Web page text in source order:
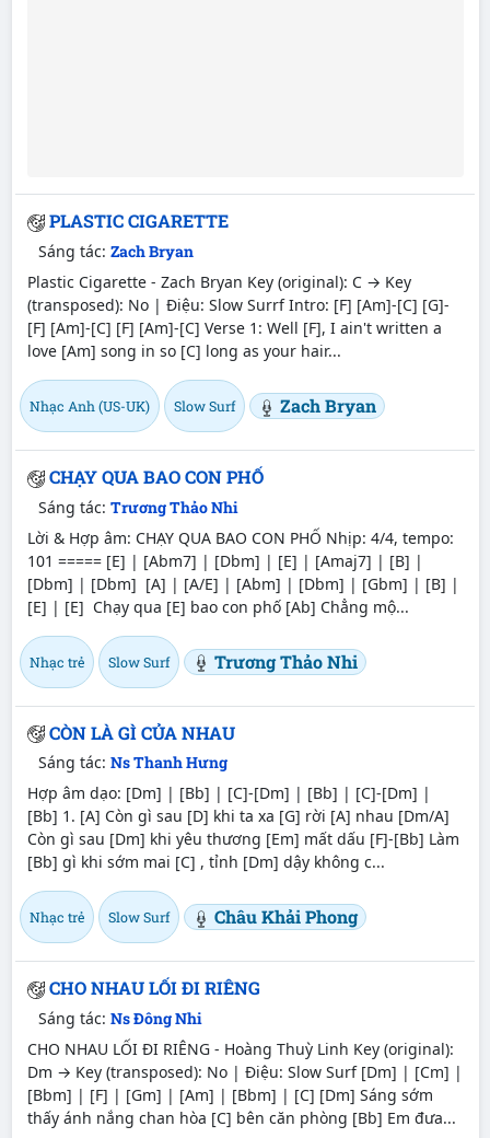
PLASTIC CIGARETTE
Sáng tác: Zach Bryan
Plastic Cigarette - Zach Bryan Key (original): C → Key
(transposed): No | Điệu: Slow Surrf Intro: [F] [Am]-[C] [G]-
[F] [Am]-[C] [F] [Am]-[C] Verse 1: Well [F], I ain't written a
love [Am] song in so [C] long as your hair...
Nhạc Anh (US-UK) Slow Surf Zach Bryan
CHẠY QUA BAO CON PHỐ
Sáng tác: Trương Thảo Nhi
Lời & Hợp âm: CHẠY QUA BAO CON PHỐ Nhịp: 4/4, tempo:
101 ===== [E] | [Abm7] | [Dbm] | [E] | [Amaj7] | [B] |
[Dbm] | [Dbm] [A] | [A/E] | [Abm] | [Dbm] | [Gbm] | [B] |
[E] | [E] Chạy qua [E] bao con phố [Ab] Chẳng mộ...
Nhạc trẻ Slow Surf Trương Thảo Nhi
CÒN LÀ GÌ CỦA NHAU
Sáng tác: Ns Thanh Hưng
Hợp âm dạo: [Dm] | [Bb] | [C]-[Dm] | [Bb] | [C]-[Dm] |
[Bb] 1. [A] Còn gì sau [D] khi ta xa [G] rời [A] nhau [Dm/A]
Còn gì sau [Dm] khi yêu thương [Em] mất dấu [F]-[Bb] Làm
[Bb] gì khi sớm mai [C] , tỉnh [Dm] dậy không c...
Nhạc trẻ Slow Surf Châu Khải Phong
CHO NHAU LỐI ĐI RIÊNG
Sáng tác: Ns Đông Nhi
CHO NHAU LỐI ĐI RIÊNG - Hoàng Thuỳ Linh Key (original):
Dm → Key (transposed): No | Điệu: Slow Surf [Dm] | [Cm] |
[Bbm] | [F] | [Gm] | [Am] | [Bbm] | [C] [Dm] Sáng sớm
thấy ánh nắng chan hòa [C] bên căn phòng [Bb] Em đưa...